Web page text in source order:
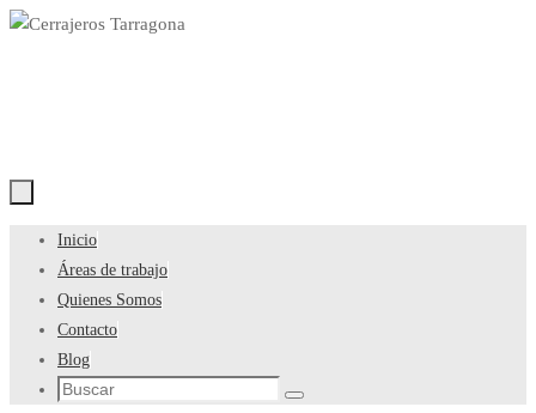
Saltar
Saltar
contenido
Inicio
Áreas de trabajo
Quienes Somos
Contacto
Blog
Búsqueda
Buscar